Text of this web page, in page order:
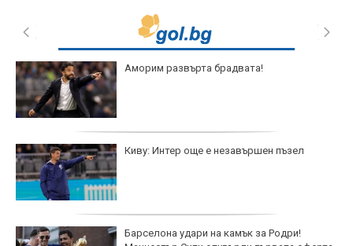
Аморим развърта брадвата!
Киву: Интер още е незавършен пъзел
Барселона удари на камък за Родри!